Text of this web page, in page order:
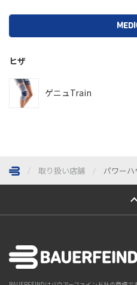
ヒザ
ゲニュTrain
取り扱い店舗 パワー
ページトップへ